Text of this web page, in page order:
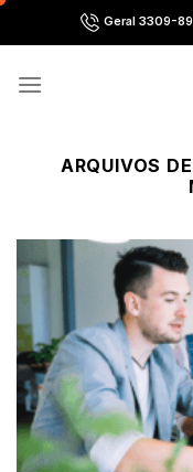
Skip
to
Geral 3309-
ARQUIVOS